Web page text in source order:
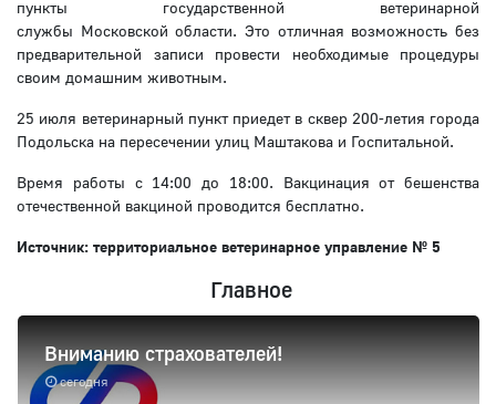
пункты государственной ветеринарной
службы Московской области. Это отличная возможность без
предварительной записи провести необходимые процедуры
своим домашним животным.
25 июля ветеринарный пункт приедет в сквер 200-летия города
Подольска на пересечении улиц Маштакова и Госпитальной.
Время работы с 14:00 до 18:00. Вакцинация от бешенства
отечественной вакциной проводится бесплатно.
Источник: территориальное ветеринарное управление № 5
Главное
сегодня
Вниманию страхователей!